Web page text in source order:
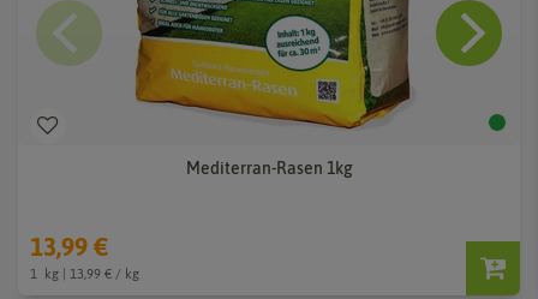
Mediterran-Rasen 1kg
13,99 €
1 kg | 13,99 € / kg